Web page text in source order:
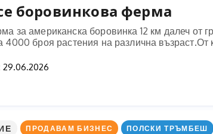
боровинкова ферма
за американска боровинка 12 км далеч от
4000 броя растения на различна
29.06.2026
ПРОДАВАМ БИЗНЕС ПОЛСКИ ТРЪМБЕШ